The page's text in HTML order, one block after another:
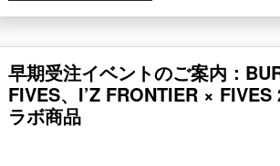
早期受注イベントのご案内：
FIVES、I’Z FRONTIER × FIVES
ラボ商品